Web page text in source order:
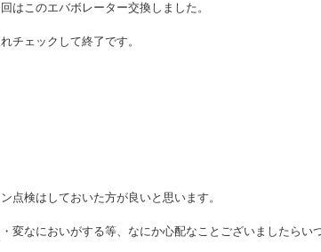
はこのエバボレーター交換しました。
チェックして終了です。
点検はしておいた方が良いと思います。
変なにおいがする等、なにか心配なことございましたらい